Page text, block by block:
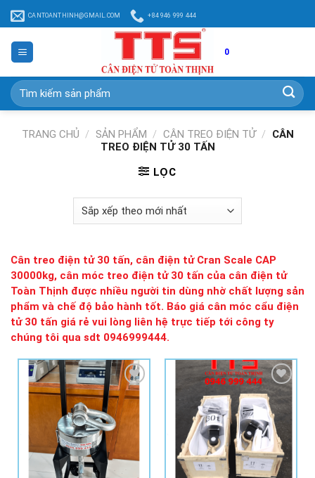
Chuyển
đến
dung
CANTOANTHINH@GMAIL.COM +84 946 999 444
0
Tìm
kiếm:
TRANG CHỦ / SẢN PHẨM / CÂN TREO ĐIỆN TỬ /
CÂN
TREO ĐIỆN TỬ 30 TẤN
LỌC
Cân treo điện tử 30 tấn, cân điện tử Cran Scale CAP
30000kg, cân móc treo điện tử 30 tấn của cân điện tử
Toàn Thịnh được nhiều người tin dùng nhờ chất lượng sản
phẩm và chế độ bảo hành tốt. Báo giá cân móc cẩu điện
tử 30 tấn giá rẻ vui lòng liên hệ trực tiếp tới công ty
chúng tôi qua sdt 0946999444.
Add to
Wishlist
Add to
Wishlist